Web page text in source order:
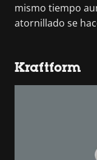
mismo tiempo
atornillado se
Kraftform